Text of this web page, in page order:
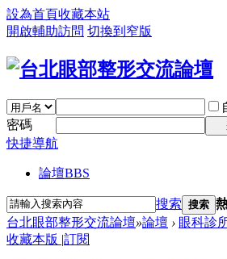
設為首頁收藏本站
開啟輔助訪問 切換到窄版
密碼
快捷導航
論壇BBS
搜索 搜索
台北眼部整形交流論壇»論壇 › 眼科診
收藏本版 |訂閱